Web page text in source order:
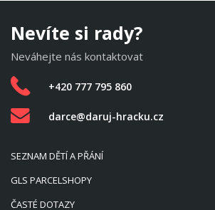
Nevíte si rady?
Neváhejte nás kontaktovat
+420 777 795 860
darce@daruj-hracku.cz
SEZNAM DĚTÍ A PŘÁNÍ
GLS PARCELSHOPY
ČASTÉ DOTAZY